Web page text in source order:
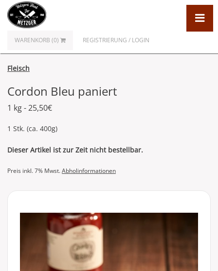
WARENKORB (0) REGISTRIERUNG / LOGIN
Fleisch
Cordon Bleu paniert
1 kg - 25,50€
1 Stk. (ca. 400g)
Dieser Artikel ist zur Zeit nicht bestellbar.
Preis inkl. 7% Mwst. Abholinformationen